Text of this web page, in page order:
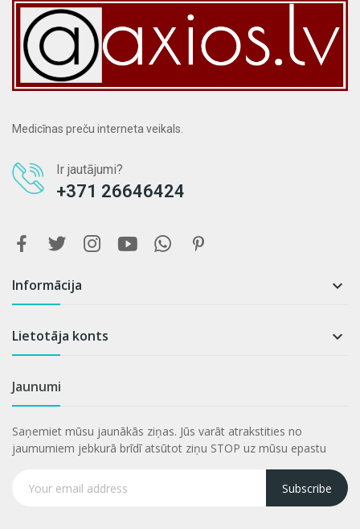
Medicīnas preču interneta veikals.
Ir jautājumi?
+371 26646424
Informācija 
Lietotāja konts 
Jaunumi
Saņemiet mūsu jaunākās ziņas. Jūs varāt atrakstities no
jaumumiem jebkurā brīdī atsūtot ziņu STOP uz mūsu epastu
Subscribe